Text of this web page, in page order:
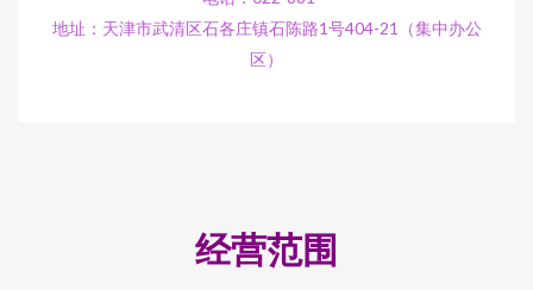
地址：天津市武清区石各庄镇石陈路1号404-21（集中办公
区）
经营范围